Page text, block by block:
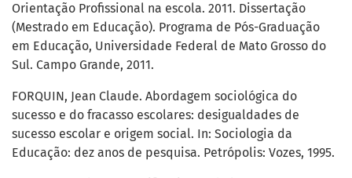
Orientação Profissional na escola. 2011. Dissertação
(Mestrado em Educação). Programa de Pós-Graduação
em Educação, Universidade Federal de Mato Grosso do
Sul. Campo Grande, 2011.
FORQUIN, Jean Claude. Abordagem sociológica do
sucesso e do fracasso escolares: desigualdades de
sucesso escolar e origem social. In: Sociologia da
Educação: dez anos de pesquisa. Petrópolis: Vozes, 1995.